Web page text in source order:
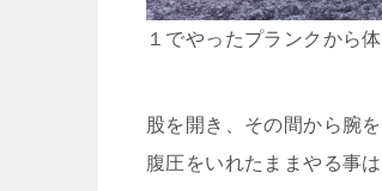
１でやったプランクから
股を開き、その間から腕
腹圧をいれたままやる事